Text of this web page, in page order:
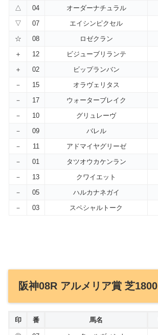
△
04 オーダーナチュラル
▽
07 エイシンピクセル
☆
08 ロゼクラン
＋
12 ビジューブリランテ
＋
02 ビップランバン
－
15 オラヴェリタス
－
17 ウォーターブレイク
－
10 グリュレーヴ
－
09 バレル
－
11 アドマイヤグリーゼ
－
01 タツオウカケンラン
－
13 クワイエット
－
05 ハルカナネガイ
－
03 スペシャルトーク
阪神08R アルメリア賞 芝1800
印 番 馬名